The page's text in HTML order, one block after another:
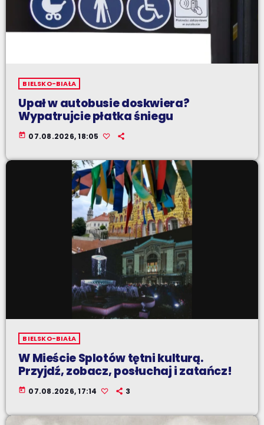
BIELSKO-BIAŁA
Upał w autobusie doskwiera?
Wypatrujcie płatka śniegu
today 07.08.2026, 18:05
BIELSKO-BIAŁA
W Mieście Splotów tętni kulturą.
Przyjdź, zobacz, posłuchaj i zatańcz!
today 07.08.2026, 17:14 3